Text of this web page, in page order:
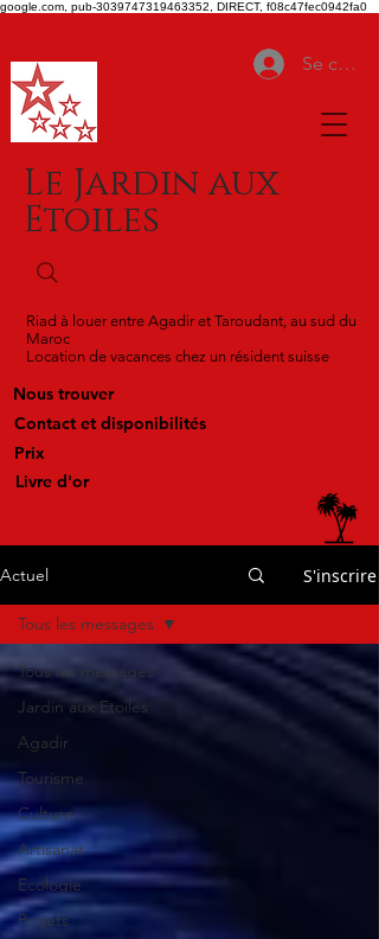
google.com, pub-3039747319463352, DIRECT, f08c47fec0942fa0
Se
Le Jardin aux
Etoiles
Riad à louer entre Agadir et Taroudant, au sud du
Maroc
Location de vacances chez un résident suisse
Nous trouver
Contact et disponibilités
Prix
Livre d'or
Actuel S'inscrire
Tous les messages
Jardin aux Etoiles
Agadir
Tourisme
Culture
Artisanat
Ecologie
Projets
Tous les messages